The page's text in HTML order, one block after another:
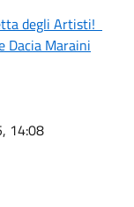
degli Artisti!
Dacia Maraini
14:08